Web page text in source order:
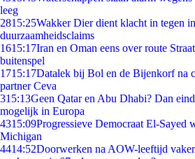
leeg
2815:25Wakker Dier dient klacht in tegen
duurzaamheidsclaims
1615:17Iran en Oman eens over route
buitenspel
1715:17Datalek bij Bol en de Bijenkorf na
partner Ceva
315:13Geen Qatar en Abu Dhabi? Dan
mogelijk in Europa
4315:09Progressieve Democraat El-Sayed
Michigan
4414:52Doorwerken na AOW-leeftijd